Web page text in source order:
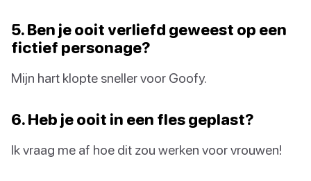
5. Ben je ooit verliefd geweest op een
fictief personage?
Mijn hart klopte sneller voor Goofy.
6. Heb je ooit in een fles geplast?
Ik vraag me af hoe dit zou werken voor vrouwen!